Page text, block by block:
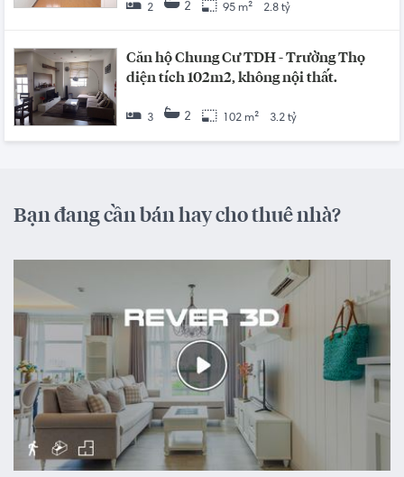
2 2 95 m² 2.8 tỷ
Căn hộ Chung Cư TDH - Trường Thọ
diện tích 102m2, không nội thất.
3 2 102 m² 3.2 tỷ
Bạn đang cần bán hay cho thuê nhà?